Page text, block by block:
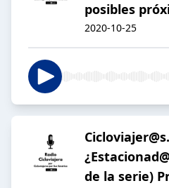
posibles
2020-10-25
de la serie)